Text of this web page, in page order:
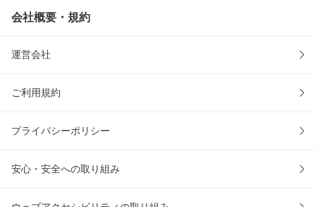
会社概要・規約
運営会社
ご利用規約
プライバシーポリシー
安心・安全への取り組み